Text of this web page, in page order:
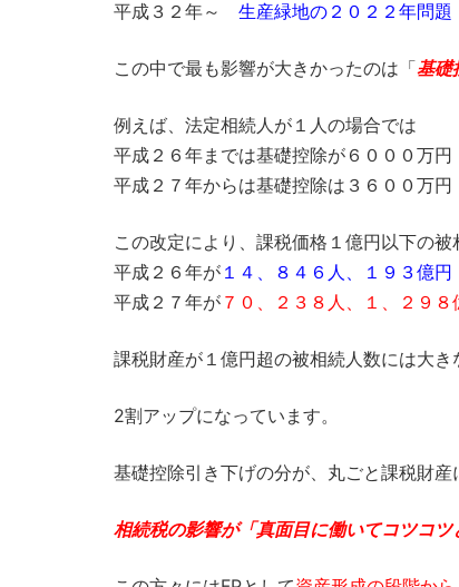
平成３２年～ 生産緑地の２０２２年問題
この中で最も影響が大きかったのは「基礎
例えば、法定相続人が１人の場合では
平成２６年までは基礎控除が６０００万円
平成２７年からは基礎控除は３６００万円
この改定により、課税価格１億円以下の
平成２６年が １４、８４６人、１９３億円
平成２７年が ７０、２３８人、１、２９８
課税財産が１億円超の被相続人数には大
2割アップになっています。
基礎控除引き下げの分が、丸ごと課税財産
相続税の影響が「真面目に働いてコツコ